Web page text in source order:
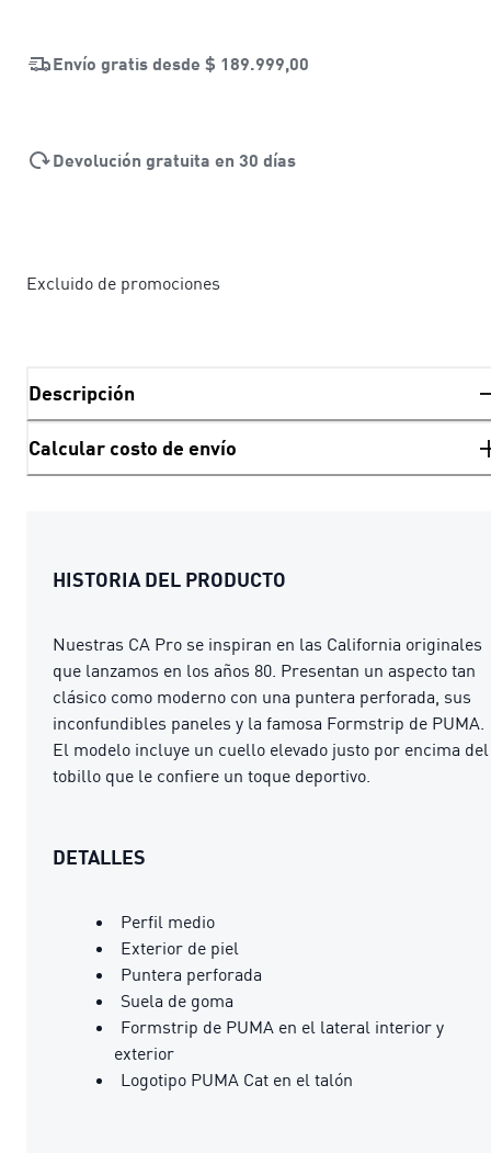
Envío gratis desde $ 189.999,00
Devolución gratuita en 30 días
Excluido de promociones
Descripción
Calcular costo de envío
HISTORIA DEL PRODUCTO
Nuestras CA Pro se inspiran en las California originales
que lanzamos en los años 80. Presentan un aspecto tan
clásico como moderno con una puntera perforada, sus
inconfundibles paneles y la famosa Formstrip de PUMA.
El modelo incluye un cuello elevado justo por encima del
tobillo que le confiere un toque deportivo.
DETALLES
Perfil medio
Exterior de piel
Puntera perforada
Suela de goma
Formstrip de PUMA en el lateral interior y
exterior
Logotipo PUMA Cat en el talón